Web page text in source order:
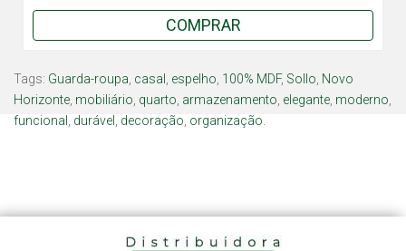
COMPRAR
Tags: Guarda-roupa casal espelho 100% MDF, Sollo Novo
Horizonte mobiliário quarto armazenamento elegante moderno
funcional
durável decoração organização.